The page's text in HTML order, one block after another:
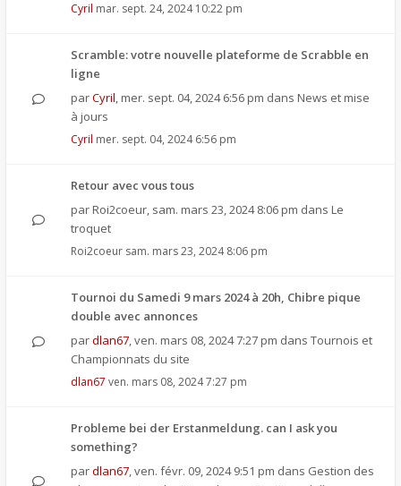
Cyril mar. sept. 24, 2024 10:22 pm
Scramble: votre nouvelle plateforme de Scrabble en
ligne
parCyril, mer. sept. 04, 2024 6:56 pm dans News et mise
à jours
Cyril mer. sept. 04, 2024 6:56 pm
Retour avec vous tous
par Roi2coeur, sam. mars 23, 2024 8:06 pm dans Le
troquet
Roi2coeur sam. mars 23, 2024 8:06 pm
Tournoi du Samedi 9 mars 2024 à 20h, Chibre pique
double avec annonces
pardlan67,ven. mars 08, 2024 7:27 pm dans Tournois et
Championnats du site
dlan67 ven. mars 08, 2024 7:27 pm
Probleme bei der Erstanmeldung. can I ask you
something?
pardlan67,ven. févr. 09, 2024 9:51 pm dans Gestion des